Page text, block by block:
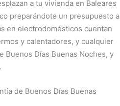
a tu vivienda en Baleares
preparándote un presupuesto a
en electrodomésticos cuentan
y calentadores, y cualquier
Días Buenas Noches, y
de Buenos Días Buenas